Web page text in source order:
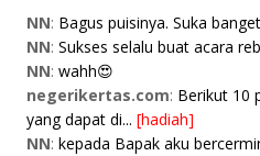
NN: Bagus puisinya. Suka
NN: Sukses selalu buat acara
NN: wahh😍
negerikertas.com: Berikut 10
yang dapat di... [hadiah]
NN: kepada Bapak aku